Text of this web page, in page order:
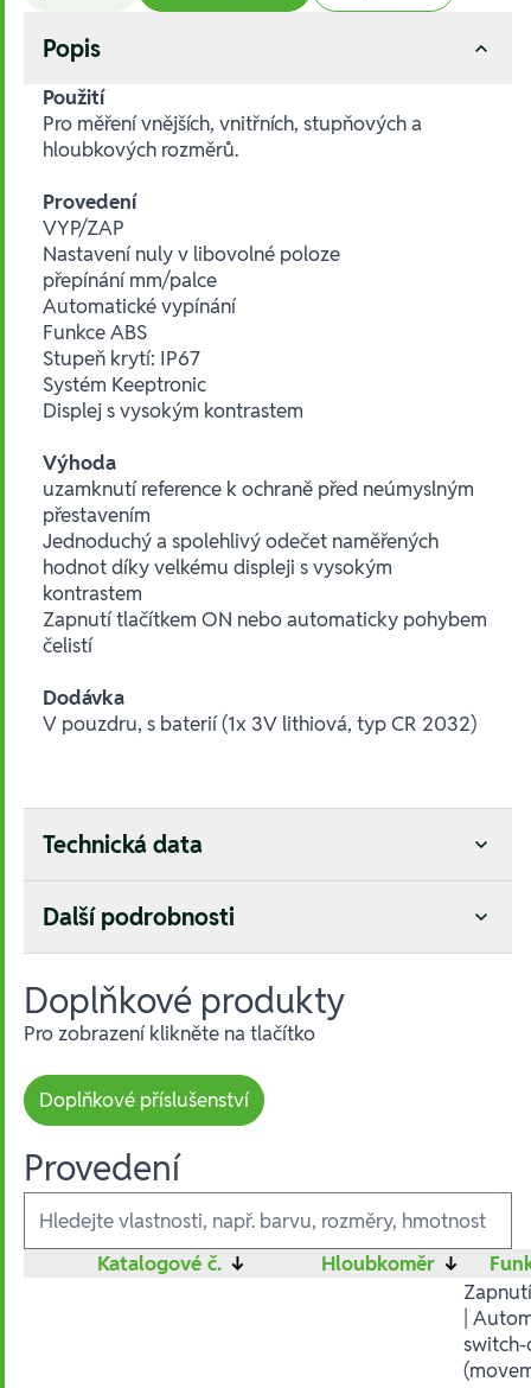
Popis
Použití
Pro měření vnějších, vnitřních, stupňových a
hloubkových rozměrů.
Provedení
VYP/ZAP
Nastavení nuly v libovolné poloze
přepínání mm/palce
Automatické vypínání
Funkce ABS
Stupeň krytí: IP67
Systém Keeptronic
Displej s vysokým kontrastem
Výhoda
uzamknutí reference k ochraně před neúmyslným
přestavením
Jednoduchý a spolehlivý odečet naměřených
hodnot díky velkému displeji s vysokým
kontrastem
Zapnutí tlačítkem ON nebo automaticky pohybem
čelistí
Dodávka
V pouzdru, s baterií (1x 3V lithiová, typ CR 2032)
Technická data
Další podrobnosti
Doplňkové produkty
Pro zobrazení klikněte na tlačítko
Doplňkové příslušenství
Provedení
Ausführungen
Katalogové č. ↓ Hloubkoměr ↓
|
switch-